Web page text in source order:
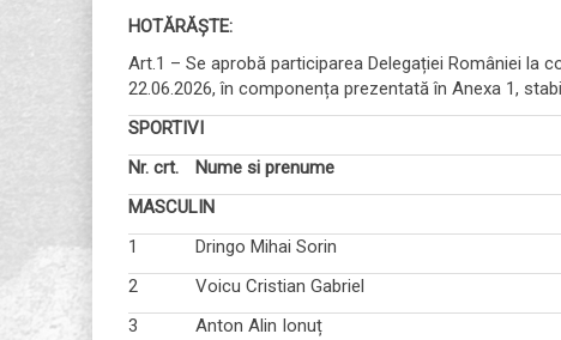
HOTĂRĂȘTE:
Art.1 – Se aprobă participarea Delegației României la
22.06.2026, în componența prezentată în Anexa 1,
SPORTIVI
Nr. crt.
Nume si prenume
MASCULIN
1
Dringo Mihai Sorin
2
Voicu Cristian Gabriel
3
Anton Alin Ionuț